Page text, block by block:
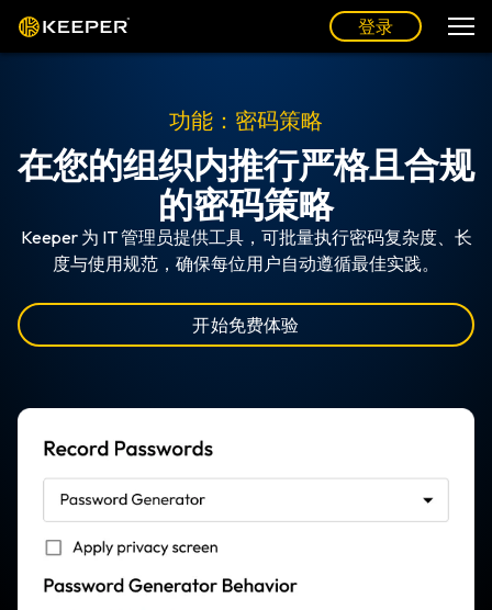
登录
功能：密码策略
在您的组织内推行严格且合规
的密码策略
Keeper 为 IT 管理员提供工具，可批量执行密码复杂度、长
度与使用规范，确保每位用户自动遵循最佳实践。
开始免费体验